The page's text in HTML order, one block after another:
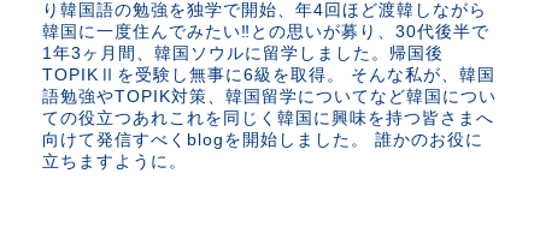
り韓国語の勉強を独学で開始、年4回ほど渡韓しながら
韓国に一度住んでみたい‼︎との思いが募り、30代後半で
1年3ヶ月間、韓国ソウルに留学しました。帰国後
TOPIKⅡを受験し無事に6級を取得。 そんな私が、韓国
語勉強やTOPIK対策、韓国留学についてなど韓国につい
ての役立つあれこれを同じく韓国に興味を持つ皆さまへ
向けて発信すべくblogを開始しました。 誰かのお役に
立ちますように。